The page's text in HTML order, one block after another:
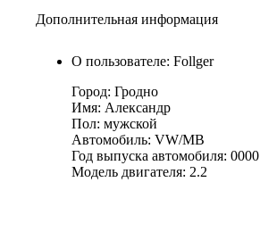
Дополнительная информация
О пользователе: Follger
Город: Гродно
Имя: Александр
Пол: мужской
Автомобиль: VW/MB
Год выпуска автомобиля: 0000
Модель двигателя: 2.2